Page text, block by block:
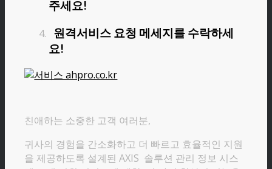
주세요!
원격서비스 요청 메세지를 수락하세
요!
친애하는 소중한 고객 여러분,
귀사의 경험을 간소화하고 더 빠르고 효율적인 지원
을 제공하도록 설계된 AXIS 솔루션 관리 정보 시스